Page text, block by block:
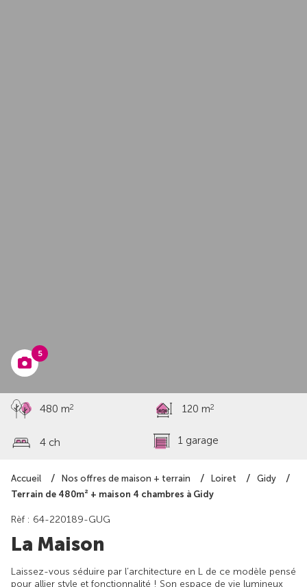
Accueil Nos offres de maison + terrain Loiret
Gidy
Terrain de 480m² + maison 4 chambres à Gidy
5
480 m2 120 m2
4 ch 1 garage
Rèf : 64-220189-GUG
La Maison
Laissez-vous séduire par l’architecture en L de ce modèle pensé
pour allier style et fonctionnalité ! Son espace de vie lumineux